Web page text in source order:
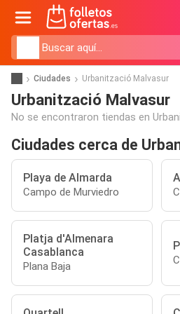
Ciudades Urbanització Malvasur
Urbanització Malvasur
No se encontraron tiendas en
Ciudades cerca de
Playa de Almarda
Campo de Murviedro
Platja d'Almenara
Casablanca
Plana Baja